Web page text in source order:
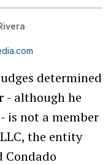
determined
- although he
is not a member
the entity
Condado